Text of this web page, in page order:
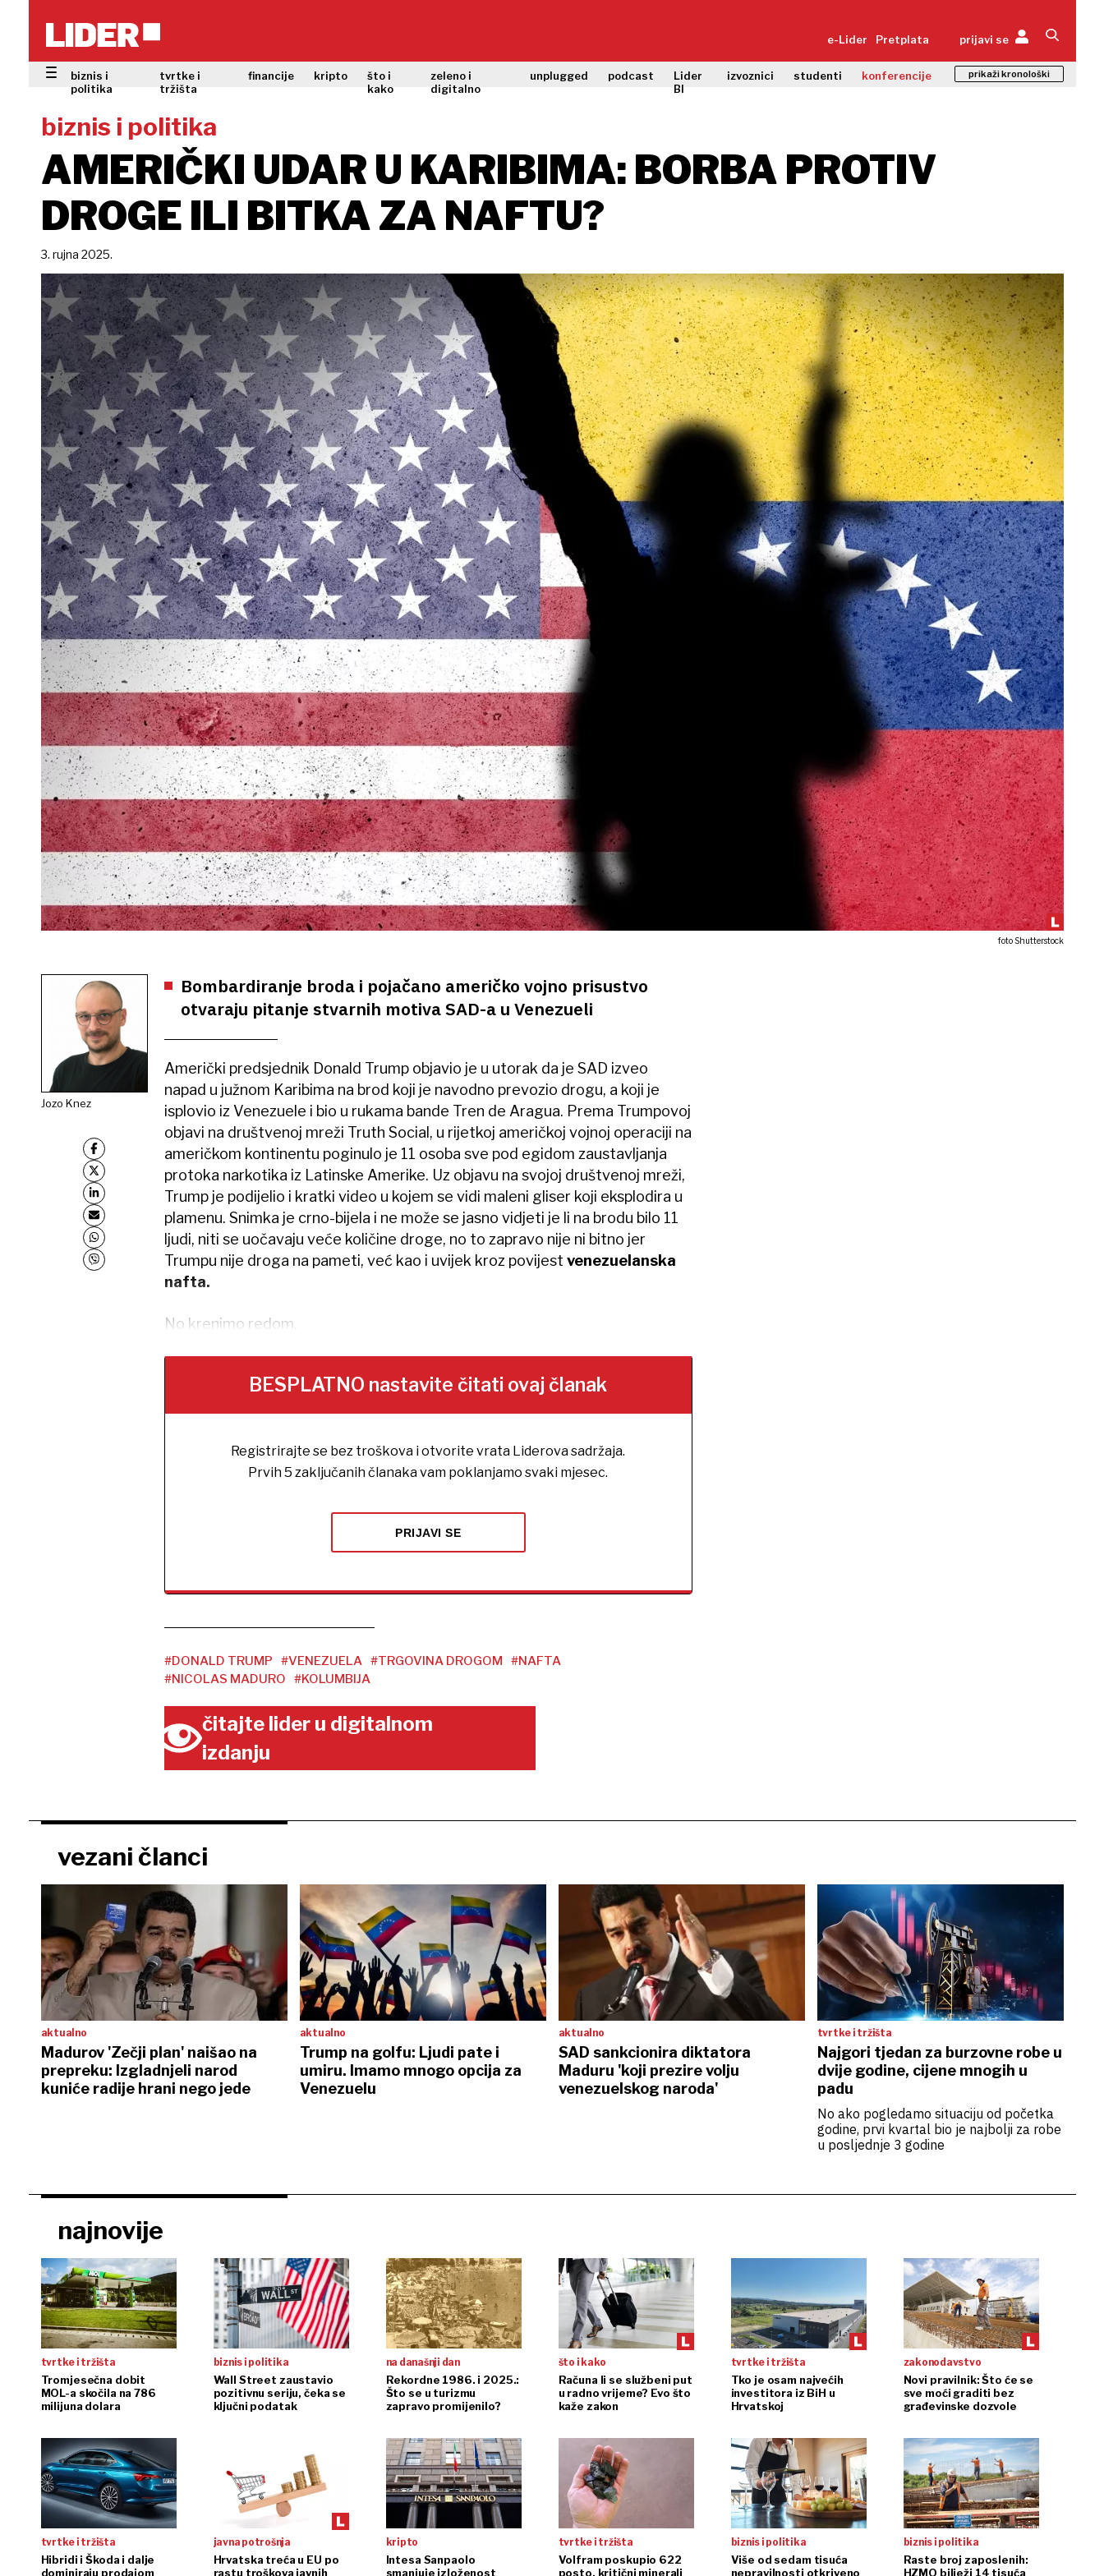
e-Lider Pretplata prijavi se
biznis i
politika
tvrtke i
tržišta
financije kripto
što i
kako
zeleno i
digitalno
unplugged podcast
Lider
BI
izvoznici studenti konferencije prikaži kronološki
biznis i politika
AMERIČKI UDAR U KARIBIMA: BORBA PROTIV
DROGE ILI BITKA ZA NAFTU?
3. rujna 2025.
foto Shutterstock
Jozo Knez
Bombardiranje broda i pojačano američko vojno prisustvo
otvaraju pitanje stvarnih motiva SAD-a u Venezueli
Američki predsjednik Donald Trump objavio je u utorak da je SAD izveo
napad u južnom Karibima na brod koji je navodno prevozio drogu, a koji je
isplovio iz Venezuele i bio u rukama bande Tren de Aragua. Prema Trumpovoj
objavi na društvenoj mreži Truth Social, u rijetkoj američkoj vojnoj operaciji na
američkom kontinentu poginulo je 11 osoba sve pod egidom zaustavljanja
protoka narkotika iz Latinske Amerike. Uz objavu na svojoj društvenoj mreži,
Trump je podijelio i kratki video u kojem se vidi maleni gliser koji eksplodira u
plamenu. Snimka je crno-bijela i ne može se jasno vidjeti je li na brodu bilo 11
ljudi, niti se uočavaju veće količine droge, no to zapravo nije ni bitno jer
Trumpu nije droga na pameti, već kao i uvijek kroz povijest venezuelanska
nafta.
No krenimo redom.
BESPLATNO nastavite čitati ovaj članak
Registrirajte se bez troškova i otvorite vrata Liderova sadržaja.
Prvih 5 zaključanih članaka vam poklanjamo svaki mjesec.
PRIJAVI SE
#DONALD TRUMP #VENEZUELA #TRGOVINA DROGOM
#NAFTA
#NICOLAS MADURO
#KOLUMBIJA
čitajte lider u digitalnom
izdanju
vezani članci
aktualno
Madurov 'Zečji plan' naišao na
prepreku: Izgladnjeli narod
kuniće radije hrani nego jede
aktualno
Trump na golfu: Ljudi pate i
umiru. Imamo mnogo opcija za
Venezuelu
aktualno
SAD sankcionira diktatora
Maduru 'koji prezire volju
venezuelskog naroda'
tvrtke i tržišta
Najgori tjedan za burzovne robe u
dvije godine, cijene mnogih u
padu
No ako pogledamo situaciju od početka
godine, prvi kvartal bio je najbolji za robe
u posljednje 3 godine
najnovije
tvrtke i tržišta
Tromjesečna dobit
MOL-a skočila na 786
milijuna dolara
biznis i politika
Wall Street zaustavio
pozitivnu seriju, čeka se
ključni podatak
na današnji dan
Rekordne 1986. i 2025.:
Što se u turizmu
zapravo promijenilo?
što i kako
Računa li se službeni put
u radno vrijeme? Evo što
kaže zakon
tvrtke i tržišta
Tko je osam najvećih
investitora iz BiH u
Hrvatskoj
zakonodavstvo
Novi pravilnik: Što će se
sve moći graditi bez
građevinske dozvole
tvrtke i tržišta
Hibridi i Škoda i dalje
dominiraju prodajom
javna potrošnja
Hrvatska treća u EU po
rastu troškova javnih
kripto
Intesa Sanpaolo
smanjuje izloženost
tvrtke i tržišta
Volfram poskupio 622
posto, kritični minerali
biznis i politika
Više od sedam tisuća
nepravilnosti otkriveno
biznis i politika
Raste broj zaposlenih:
HZMO bilježi 14 tisuća